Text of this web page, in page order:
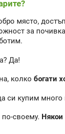
място,
за
Да!
колко богати
си купим много
своему. Някои